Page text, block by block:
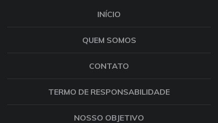
INÍCIO
QUEM SOMOS
CONTATO
TERMO DE RESPONSABILIDADE
NOSSO OBJETIVO